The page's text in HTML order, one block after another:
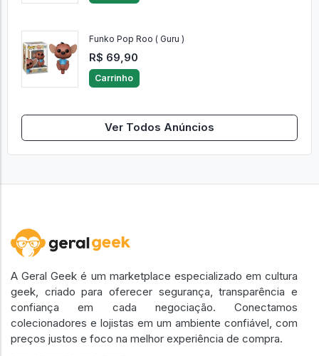
Funko Pop Roo ( Guru )
R$ 69,90
Carrinho
Ver Todos Anúncios
A Geral Geek é um marketplace especializado em cultura
geek, criado para oferecer segurança, transparência e
confiança em cada negociação. Conectamos
colecionadores e lojistas em um ambiente confiável, com
preços justos e foco na melhor experiência de compra.